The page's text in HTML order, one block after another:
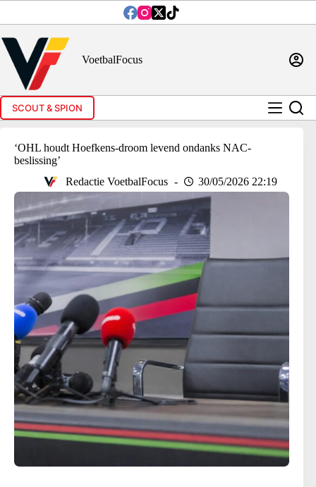
inhoud
VoetbalFocus
SCOUT & SPION
‘OHL houdt Hoefkens-droom levend ondanks NAC-
beslissing’
Redactie VoetbalFocus
30/05/2026 22:19